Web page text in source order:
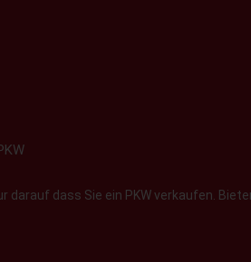
dass Sie ein PKW verkaufen.